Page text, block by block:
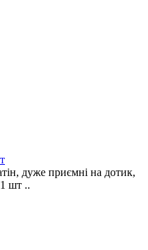
дуже приємні на дотик,
1 шт ..